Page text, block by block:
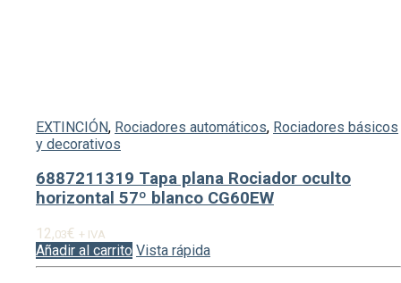
EXTINCIÓN, Rociadores automáticos, Rociadores básicos
y decorativos
6887211319 Tapa plana Rociador oculto
horizontal 57º blanco CG60EW
12,03€ + IVA
Añadir al carrito Vista rápida